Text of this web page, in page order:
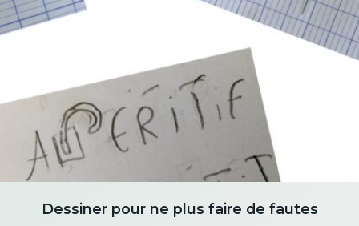
Dessiner pour ne plus faire de fautes